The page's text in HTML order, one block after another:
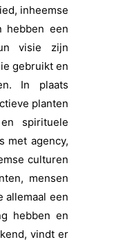
inheemse
hebben een
visie zijn
gebruikt en
In plaats
planten
spirituele
met agency,
culturen
mensen
allemaal een
hebben en
vindt er